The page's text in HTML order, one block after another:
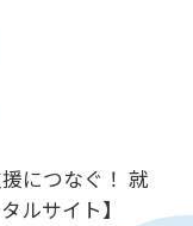
につなぐ！ 就
ルサイト】